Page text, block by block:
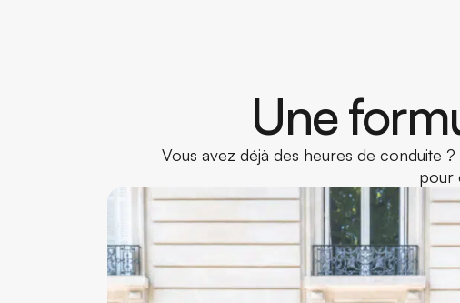
Une
Vous avez déjà des heures de conduite
pour